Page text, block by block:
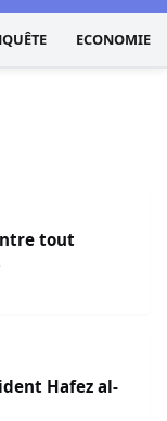
ECONOMIE
tout
Hafez al-